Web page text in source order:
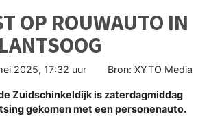
OP ROUWAUTO IN
2025, 17:32 uur Bron: XYTO Media
Zuidschinkeldijk is zaterdagmiddag
gekomen met een personenauto.